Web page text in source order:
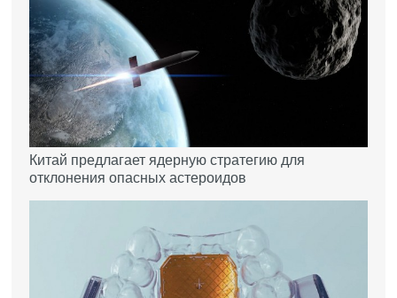
Китай предлагает ядерную стратегию для
отклонения опасных астероидов